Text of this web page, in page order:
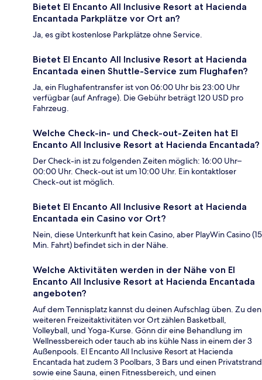
Bietet El Encanto All Inclusive Resort at Hacienda
Encantada Parkplätze vor Ort an?
Ja, es gibt kostenlose Parkplätze ohne Service.
Bietet El Encanto All Inclusive Resort at Hacienda
Encantada einen Shuttle-Service zum Flughafen?
Ja, ein Flughafentransfer ist von 06:00 Uhr bis 23:00 Uhr
verfügbar (auf Anfrage). Die Gebühr beträgt 120 USD pro
Fahrzeug.
Welche Check-in- und Check-out-Zeiten hat El
Encanto All Inclusive Resort at Hacienda Encantada?
Der Check-in ist zu folgenden Zeiten möglich: 16:00 Uhr–
00:00 Uhr. Check-out ist um 10:00 Uhr. Ein kontaktloser
Check-out ist möglich.
Bietet El Encanto All Inclusive Resort at Hacienda
Encantada ein Casino vor Ort?
Nein, diese Unterkunft hat kein Casino, aber PlayWin Casino (15
Min. Fahrt) befindet sich in der Nähe.
Welche Aktivitäten werden in der Nähe von El
Encanto All Inclusive Resort at Hacienda Encantada
angeboten?
Auf dem Tennisplatz kannst du deinen Aufschlag üben. Zu den
weiteren Freizeitaktivitäten vor Ort zählen Basketball,
Volleyball, und Yoga-Kurse. Gönn dir eine Behandlung im
Wellnessbereich oder tauch ab ins kühle Nass in einem der 3
Außenpools. El Encanto All Inclusive Resort at Hacienda
Encantada hat zudem 3 Poolbars, 3 Bars und einen Privatstrand
sowie eine Sauna, einen Fitnessbereich, und einen